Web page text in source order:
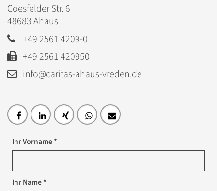
Ihr Vorname *
Ihr Name *
Coesfelder Str. 6
48683Ahaus
+49 2561 4209-0
+49 2561 420950
info@caritas-ahaus-vreden.de